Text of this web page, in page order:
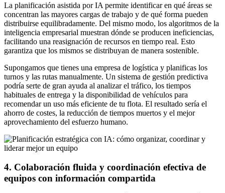
La planificación asistida por IA permite identificar en qué áreas se
concentran las mayores cargas de trabajo y de qué forma pueden
distribuirse equilibradamente. Del mismo modo, los algoritmos de la
inteligencia empresarial muestran dónde se producen ineficiencias,
facilitando una reasignación de recursos en tiempo real. Esto
garantiza que los mismos se distribuyan de manera sostenible.
Supongamos que tienes una empresa de logística y planificas los
turnos y las rutas manualmente. Un sistema de gestión predictiva
podría serte de gran ayuda al analizar el tráfico, los tiempos
habituales de entrega y la disponibilidad de vehículos para
recomendar un uso más eficiente de tu flota. El resultado sería el
ahorro de costes, la reducción de tiempos muertos y el mejor
aprovechamiento del esfuerzo humano.
4. Colaboración fluida y coordinación efectiva de
equipos con información compartida